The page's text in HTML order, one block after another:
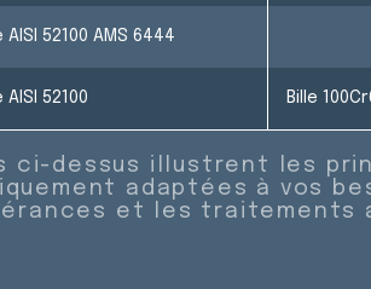
AISI 52100 AMS 6444
AISI 52100 Bille
dessus illustrent les
adaptées à vos
et les